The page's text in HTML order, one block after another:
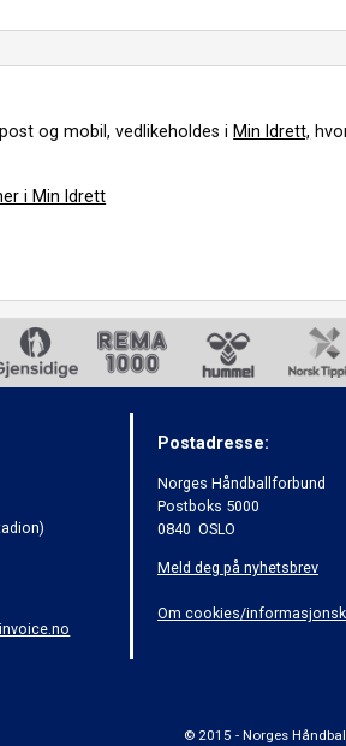
og mobil, vedlikeholdes i Min Idrett,
i Min Idrett
Postadresse:
Norges Håndballforbund
Postboks 5000
0840 OSLO
Meld deg på nyhetsbrev
Om cookies/
© 2015 - Norges